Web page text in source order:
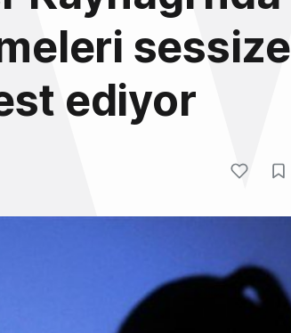
sessize
ediyor